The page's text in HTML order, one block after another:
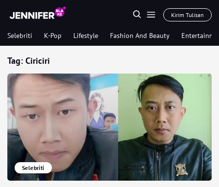
Kirim Tulisan
Selebriti K-Pop Lifestyle Fashion And Beauty
Tag: Ciriciri
Selebriti